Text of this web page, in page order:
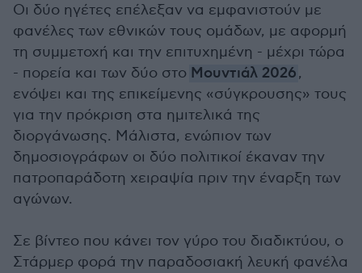
Οι δύο ηγέτες επέλεξαν να εμφανιστούν με
φανέλες των εθνικών τους ομάδων, με αφορμή
τη συμμετοχή και την επιτυχημένη - μέχρι τώρα
- πορεία και των δύο στο Μουντιάλ 2026,
ενόψει και της επικείμενης «σύγκρουσης» τους
για την πρόκριση στα ημιτελικά της
διοργάνωσης. Μάλιστα, ενώπιον των
δημοσιογράφων οι δύο πολιτικοί έκαναν την
πατροπαράδοτη χειραψία πριν την έναρξη των
αγώνων.
Σε βίντεο που κάνει τον γύρο του διαδικτύου, ο
Στάρμερ φορά την παραδοσιακή λευκή φανέλα